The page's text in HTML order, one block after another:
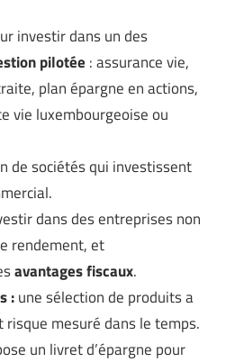
investir dans un des
pilotée : assurance vie,
plan épargne en actions,
vie luxembourgeoise ou
de sociétés qui investissent
dans des entreprises non
rendement, et
avantages fiscaux.
:une sélection de produits a
mesuré dans le temps.
un livret d’épargne pour